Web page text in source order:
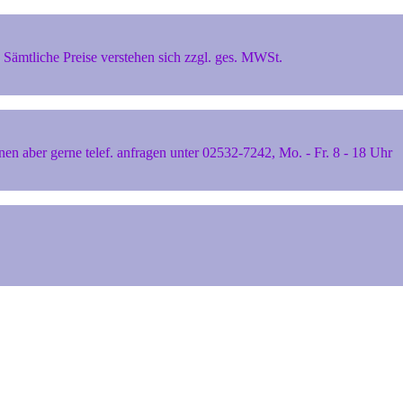
Preise verstehen sich zzgl. ges. MWSt.
aber gerne telef. anfragen unter 02532-7242, Mo. - Fr. 8 - 18 Uhr